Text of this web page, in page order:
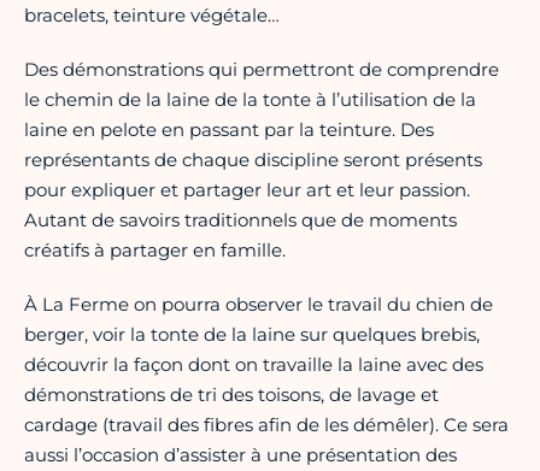
bracelets, teinture végétale…
Des démonstrations qui permettront de comprendre
le chemin de la laine de la tonte à l’utilisation de la
laine en pelote en passant par la teinture. Des
représentants de chaque discipline seront présents
pour expliquer et partager leur art et leur passion.
Autant de savoirs traditionnels que de moments
créatifs à partager en famille.
À La Ferme on pourra observer le travail du chien de
berger, voir la tonte de la laine sur quelques brebis,
découvrir la façon dont on travaille la laine avec des
démonstrations de tri des toisons, de lavage et
cardage (travail des fibres afin de les démêler). Ce sera
aussi l’occasion d’assister à une présentation des